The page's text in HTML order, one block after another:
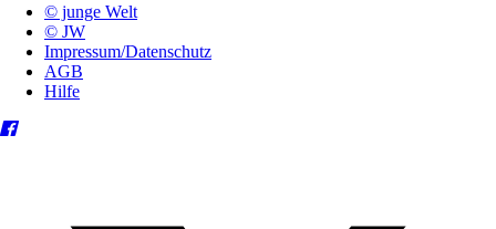
© junge Welt
© JW
Impressum/Datenschutz
AGB
Hilfe